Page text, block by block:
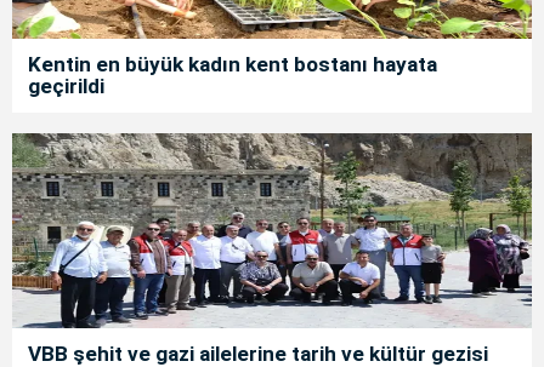
Kentin en büyük kadın kent bostanı hayata
geçirildi
VBB şehit ve gazi ailelerine tarih ve kültür gezisi